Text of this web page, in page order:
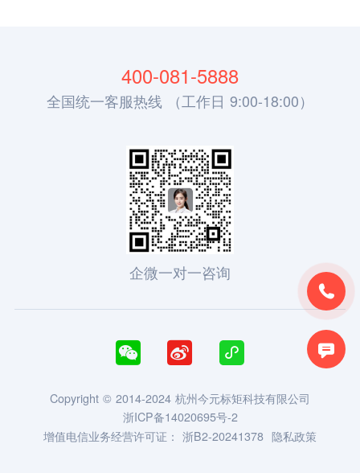


400-081-5888
全国统一客服热线 （工作日 9:00-18:00）
企微一对一咨询
  
Copyright © 2014-2024 杭州今元标矩科技有限公司
浙ICP备14020695号-2
增值电信业务经营许可证： 浙B2-20241378 隐私政策